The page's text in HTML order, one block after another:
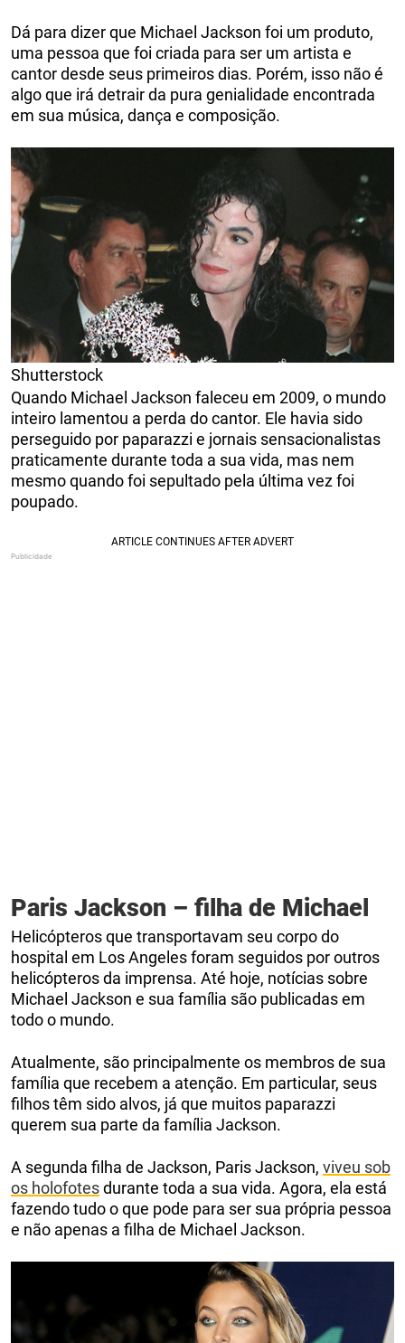
Dá para dizer que Michael Jackson foi um produto,
uma pessoa que foi criada para ser um artista e
cantor desde seus primeiros dias. Porém, isso não é
algo que irá detrair da pura genialidade encontrada
em sua música, dança e composição.
Shutterstock
Quando Michael Jackson faleceu em 2009, o mundo
inteiro lamentou a perda do cantor. Ele havia sido
perseguido por paparazzi e jornais sensacionalistas
praticamente durante toda a sua vida, mas nem
mesmo quando foi sepultado pela última vez foi
poupado.
Paris Jackson – filha de Michael
Helicópteros que transportavam seu corpo do
hospital em Los Angeles foram seguidos por outros
helicópteros da imprensa. Até hoje, notícias sobre
Michael Jackson e sua família são publicadas em
todo o mundo.
Atualmente, são principalmente os membros de sua
família que recebem a atenção. Em particular, seus
filhos têm sido alvos, já que muitos paparazzi
querem sua parte da família Jackson.
A segunda filha de Jackson, Paris Jackson, viveu sob
os holofotesdurante toda a sua vida. Agora, ela está
fazendo tudo o que pode para ser sua própria pessoa
e não apenas a filha de Michael Jackson.